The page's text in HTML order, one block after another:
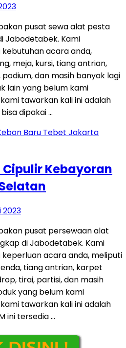
pusat sewa alat pesta
Jabodetabek. Kami
acara anda,
meja, kursi, tiang antrian,
dan masih banyak lagi
lain yang belum kami
tawarkan kali ini adalah
dipakai …
Cipulir Kebayoran
2023
pusat persewaan alat
di Jabodetabek. Kami
acara anda, meliputi
tiang antrian, karpet
tirai, partisi, dan masih
yang belum kami
tawarkan kali ini adalah
ini tersedia …